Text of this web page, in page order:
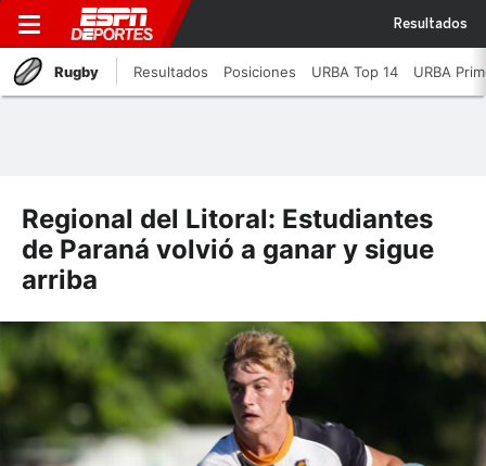
Resultados
Rugby Resultados Posiciones URBA Top 14 URBA
Regional del Litoral: Estudiantes
de Paraná volvió a ganar y sigue
arriba